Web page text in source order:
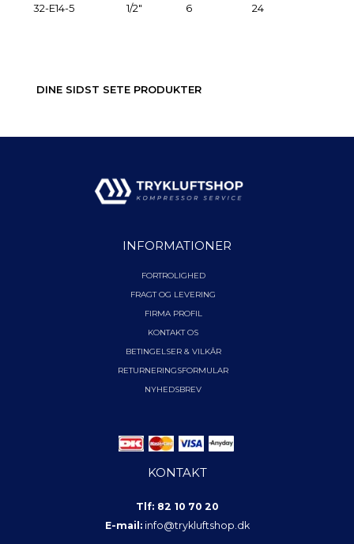
32-E14-5 1/2" 6 24
DINE SIDST SETE PRODUKTER
INFORMATIONER
FORTROLIGHED
FRAGT OG LEVERING
FIRMA PROFIL
KONTAKT OS
BETINGELSER & VILKÅR
RETURNERINGSFORMULAR
NYHEDSBREV
KONTAKT
Tlf: 82 10 70 20
E-mail: info@trykluftshop.dk